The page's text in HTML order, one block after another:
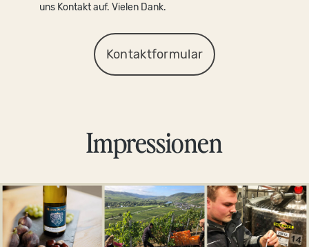
uns Kontakt auf. Vielen Dank.
Kontaktformular
Impressionen